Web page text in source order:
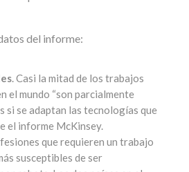
del informe:
. Casi la mitad de los trabajos
el mundo “son parcialmente
si se adaptan las tecnologías que
el informe McKinsey.
que requieren un trabajo
susceptibles de ser